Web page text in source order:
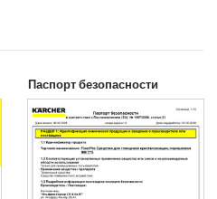
Паспорт безопасности